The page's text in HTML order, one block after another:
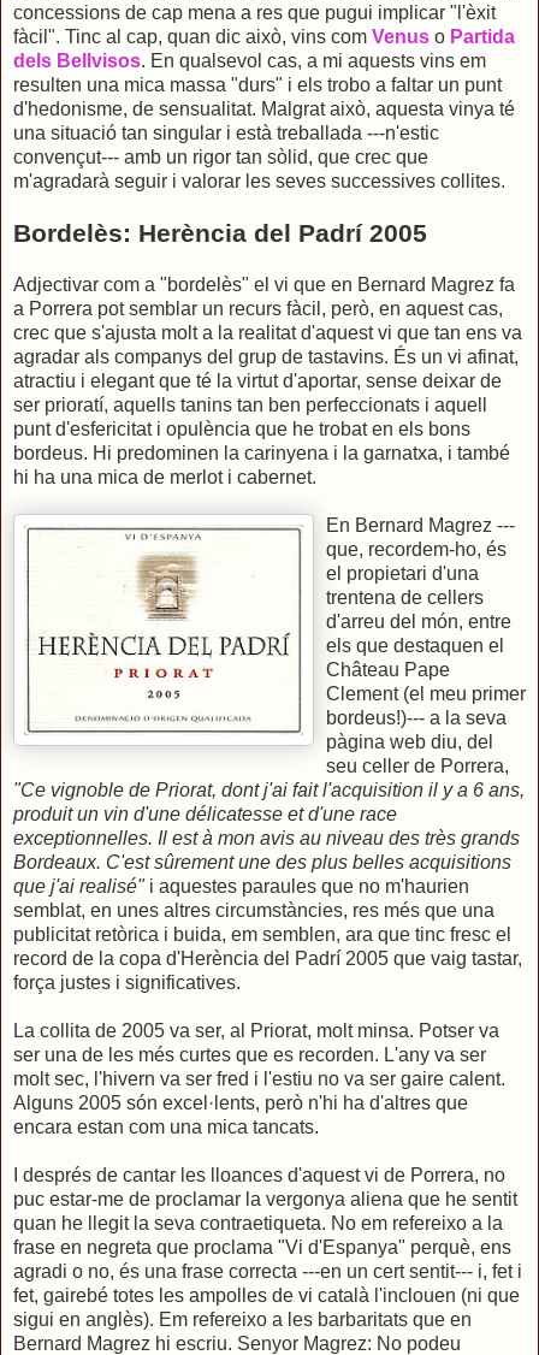
concessions de cap mena a res que pugui implicar "l'èxit
fàcil". Tinc al cap, quan dic això, vins com Venus o Partida
dels Bellvisos. En qualsevol cas, a mi aquests vins em
resulten una mica massa "durs" i els trobo a faltar un punt
d'hedonisme, de sensualitat. Malgrat això, aquesta vinya té
una situació tan singular i està treballada ---n'estic
convençut--- amb un rigor tan sòlid, que crec que
m'agradarà seguir i valorar les seves successives collites.
Bordelès: Herència del Padrí 2005
Adjectivar com a "bordelès" el vi que en Bernard Magrez fa
a Porrera pot semblar un recurs fàcil, però, en aquest cas,
crec que s'ajusta molt a la realitat d'aquest vi que tan ens va
agradar als companys del grup de tastavins. És un vi afinat,
atractiu i elegant que té la virtut d'aportar, sense deixar de
ser prioratí, aquells tanins tan ben perfeccionats i aquell
punt d'esfericitat i opulència que he trobat en els bons
bordeus. Hi predominen la carinyena i la garnatxa, i també
hi ha una mica de merlot i cabernet.
En Bernard Magrez ---
que, recordem-ho, és
el propietari d'una
trentena de cellers
d'arreu del món, entre
els que destaquen el
Château Pape
Clement (el meu primer
bordeus!)--- a la seva
pàgina web diu, del
seu celler de Porrera,
"Ce vignoble de Priorat, dont j'ai fait l'acquisition il y a 6 ans,
produit un vin d'une délicatesse et d'une race
exceptionnelles. Il est à mon avis au niveau des très grands
Bordeaux. C'est sûrement une des plus belles acquisitions
que j'ai realisé"i aquestes paraules que no m'haurien
semblat, en unes altres circumstàncies, res més que una
publicitat retòrica i buida, em semblen, ara que tinc fresc el
record de la copa d'Herència del Padrí 2005 que vaig tastar,
força justes i significatives.
La collita de 2005 va ser, al Priorat, molt minsa. Potser va
ser una de les més curtes que es recorden. L'any va ser
molt sec, l'hivern va ser fred i l'estiu no va ser gaire calent.
Alguns 2005 són excel·lents, però n'hi ha d'altres que
encara estan com una mica tancats.
I després de cantar les lloances d'aquest vi de Porrera, no
puc estar-me de proclamar la vergonya aliena que he sentit
quan he llegit la seva contraetiqueta. No em refereixo a la
frase en negreta que proclama "Vi d'Espanya" perquè, ens
agradi o no, és una frase correcta ---en un cert sentit--- i, fet i
fet, gairebé totes les ampolles de vi català l'inclouen (ni que
sigui en anglès). Em refereixo a les barbaritats que en
Bernard Magrez hi escriu. Senyor Magrez: No podeu